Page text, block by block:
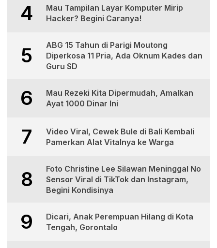
4
Mau Tampilan Layar Komputer Mirip
Hacker? Begini Caranya!
5
ABG 15 Tahun di Parigi Moutong
Diperkosa 11 Pria, Ada Oknum Kades dan
Guru SD
6
Mau Rezeki Kita Dipermudah, Amalkan
Ayat 1000 Dinar Ini
7
Video Viral, Cewek Bule di Bali Kembali
Pamerkan Alat Vitalnya ke Warga
8
Foto Christine Lee Silawan Meninggal No
Sensor Viral di TikTok dan Instagram,
Begini Kondisinya
9
Dicari, Anak Perempuan Hilang di Kota
Tengah, Gorontalo